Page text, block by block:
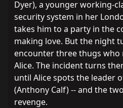
Dyer), a younger working-
security system in her
takes him to a party in the
making love. But the night
encounter three thugs
Alice. The incident turns
until Alice spots the leader
(Anthony Calf) -- and the
revenge.